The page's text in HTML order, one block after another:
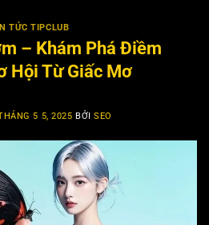
TỨC TIPCLUB
– Khám Phá Điềm
Hội Từ Giấc Mơ
5 5, 2025 BỞISEO